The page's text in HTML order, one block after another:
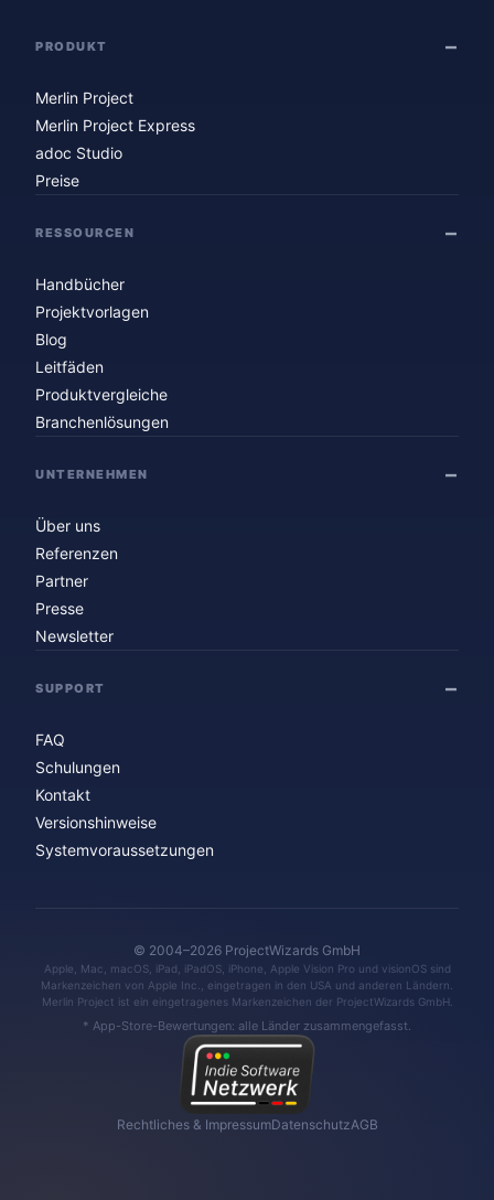
PRODUKT
Merlin Project
Merlin Project Express
adoc Studio
Preise
RESSOURCEN
Handbücher
Projektvorlagen
Blog
Leitfäden
Produktvergleiche
Branchenlösungen
UNTERNEHMEN
Über uns
Referenzen
Partner
Presse
Newsletter
SUPPORT
FAQ
Schulungen
Kontakt
Versionshinweise
Systemvoraussetzungen
© 2004–2026 ProjectWizards GmbH
Apple, Mac, macOS, iPad, iPadOS, iPhone, Apple Vision Pro und visionOS sind
Markenzeichen von Apple Inc., eingetragen in den USA und anderen Ländern.
Merlin Project ist ein eingetragenes Markenzeichen der ProjectWizards GmbH.
* App-Store-Bewertungen: alle Länder zusammengefasst.
Rechtliches & ImpressumDatenschutzAGB